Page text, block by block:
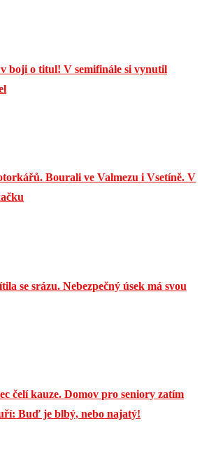
boji o titul! V semifinále si vynutil
Bourali ve Valmezu i Vsetíně. V
se srázu. Nebezpečný úsek má svou
čelí kauze. Domov pro seniory zatím
Buď je blbý, nebo najatý!